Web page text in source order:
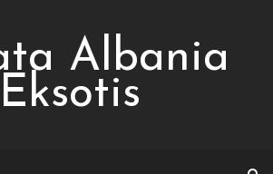
Albania
Eksotis